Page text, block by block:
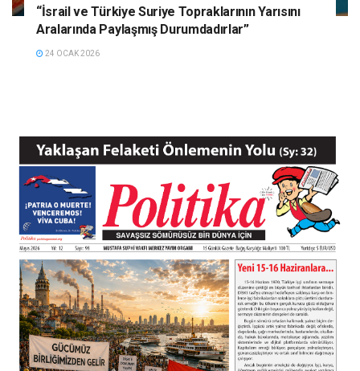
“İsrail ve Türkiye Suriye Topraklarının Yarısını
Aralarında Paylaşmış Durumdadırlar”
24 OCAK 2026